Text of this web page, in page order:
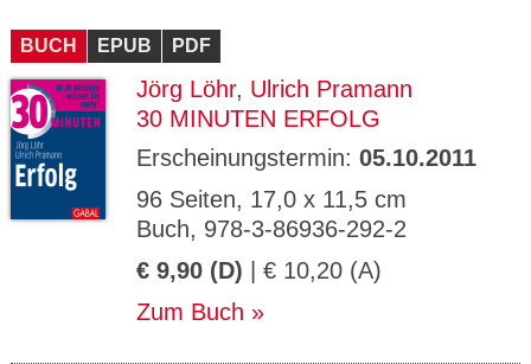
BUCH EPUB PDF
Jörg Löhr, Ulrich Pramann
30 MINUTEN ERFOLG
Erscheinungstermin: 05.10.2011
96 Seiten, 17,0 x 11,5 cm
Buch, 978-3-86936-292-2
€ 9,90 (D) | € 10,20 (A)
Zum Buch